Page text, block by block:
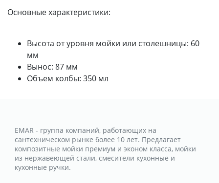
Основные характеристики:
Высота от уровня мойки или столешницы: 60
мм
Вынос: 87 мм
Объем колбы: 350 мл
EMAR - группа компаний, работающих на
сантехническом рынке более 10 лет. Предлагает
композитные мойки премиум и эконом класса, мойки
из нержавеющей стали, смесители кухонные и
кухонные ручки.